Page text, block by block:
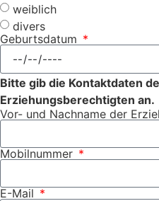
weiblich
divers
Geburtsdatum
Bitte gib die Kontaktdaten
Erziehungsberechtigten an.
Vor- und Nachname der
Mobilnummer
E-Mail